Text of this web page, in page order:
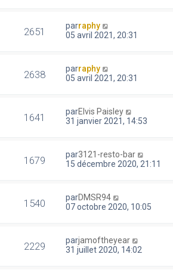
2651 parraphy
05 avril 2021, 20:31
2638 parraphy
05 avril 2021, 20:31
1641 parElvis Paisley
31 janvier 2021, 14:53
1679 par3121-resto-bar
15 décembre 2020, 21:11
1540 parDMSR94
07 octobre 2020, 10:05
2229 parjamoftheyear
31 juillet 2020, 14:02